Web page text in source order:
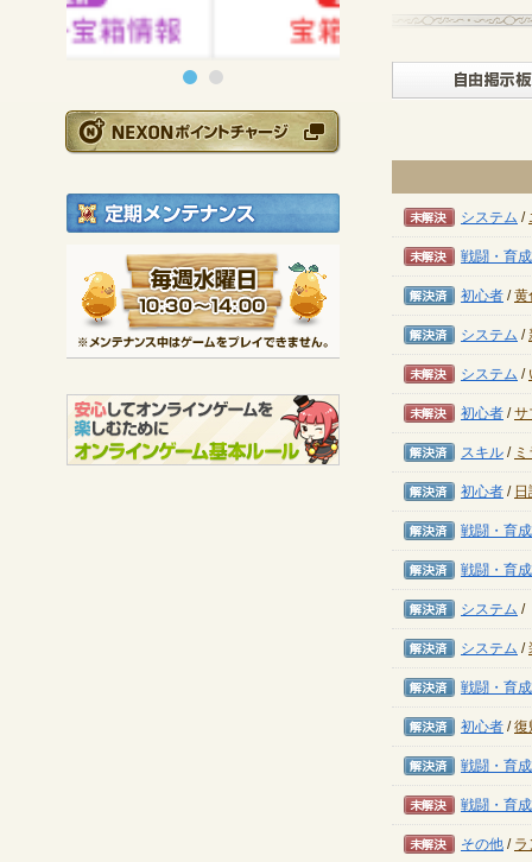
定期メンテナンス
毎週水曜日 10:30
※メンテナンス中は
未解決
システム /
未解決
戦闘・育成
解決済み
初心者 /黄
解決済み
システム /
未解決
システム /
未解決
初心者 /サ
解決済み
スキル /
解決済み
初心者 /
解決済み
戦闘・育成
解決済み
戦闘・育成
解決済み
システム /
解決済み
システム /
解決済み
戦闘・育成
解決済み
初心者 /復
解決済み
戦闘・育成
未解決
戦闘・育成
未解決
その他 /